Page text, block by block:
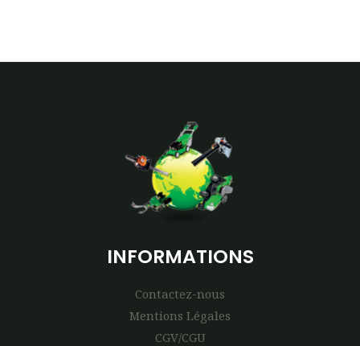
INFORMATIONS
Contactez-nous
Mentions Légales
CGV/CGU